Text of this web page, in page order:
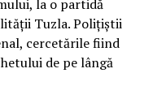
la o partidă
Tuzla. Polițiștii
cercetările fiind
de pe lângă